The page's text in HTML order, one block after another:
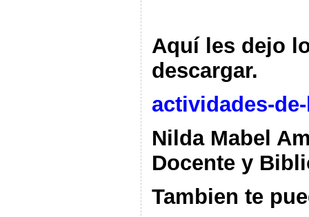
Aquí les dejo
descargar.
actividades-
Nilda Mabel
Docente y
Tambien te